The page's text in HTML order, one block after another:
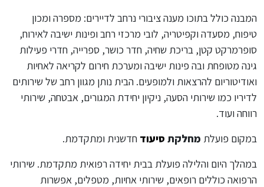
המבנה כולל בתוכו מענה ציבורי נרחב לדיירים: מספרה ומכון
טיפוח, מסעדה וקפיטריה, לובי מרכזי רחב ופינות ישיבה לאירוח,
סופרמרקט קטן, בריכת שחיה, חדר כושר, ספרייה, חדרי פעילות
גינה מטופחת ובה פינות ישיבה ומערכת חירום לקריאה לאחיות
ואודיטוריום להרצאות ולמופעים. הבית נותן מגוון רחב של שירותים
לדיריו כמו שירותי הסעה, ניקיון יחידת המגורים, אבטחה, שירותי
רווחה ועוד.
במקום פועלת מחלקת סיעוד חדשנית ומתקדמת.
במהלך היום והלילה פועלת בבית יחידה רפואית מתקדמת. שירותי
הרפואה כוללים רופאים, שירותי אחיות, מטפלים, אפשרות